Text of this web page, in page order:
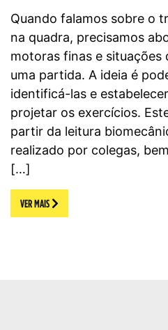
Quando falamos sobre o
na quadra, precisamos
motoras finas e situações
uma partida. A ideia é
identificá-las e
projetar os exercícios.
partir da leitura
realizado por colegas,
[…]
VER MAIS